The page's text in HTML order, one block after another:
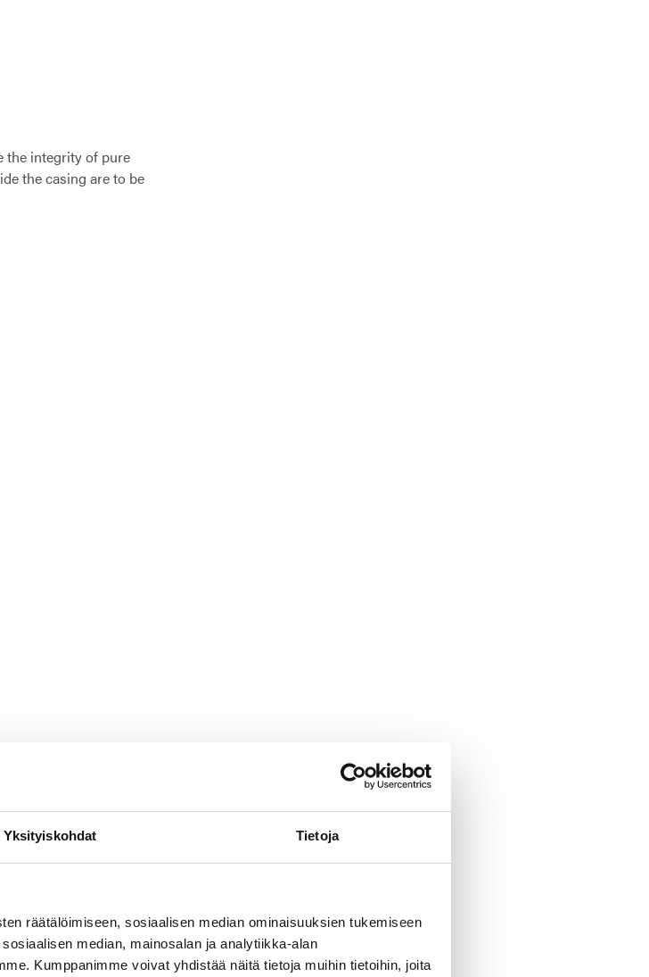
Yksityiskohdat Tietoja
räätälöimiseen, sosiaalisen median ominaisuuksien tukemiseen
median, mainosalan ja analytiikka-alan
Kumppanimme voivat yhdistää näitä tietoja muihin tietoihin, joita